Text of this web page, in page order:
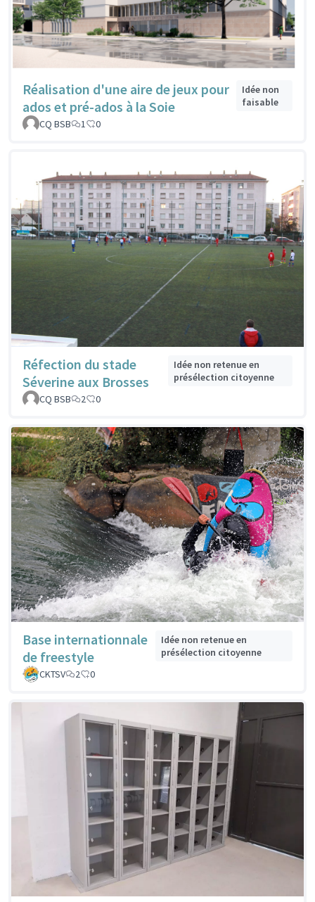
Réalisation d'une aire de jeux pour
ados et pré-ados à la Soie
Idée non
faisable
CQ BSB
1 0
Réfection du stade
Séverine aux Brosses
Idée non retenue en
présélection citoyenne
CQ BSB
2 0
Base internationnale
de freestyle
Idée non retenue en
présélection citoyenne
CKTSV
2 0